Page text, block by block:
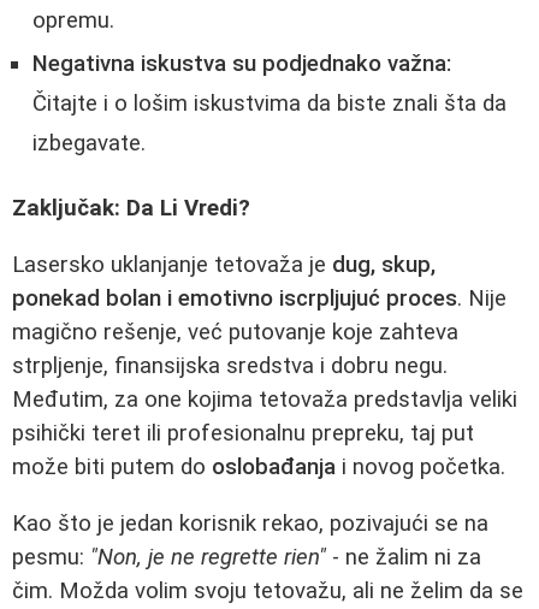
opremu.
Negativna iskustva su podjednako važna:
Čitajte i o lošim iskustvima da biste znali šta da
izbegavate.
Zaključak: Da Li Vredi?
Lasersko uklanjanje tetovaža je dug, skup,
ponekad bolan i emotivno iscrpljujuć proces. Nije
magično rešenje, već putovanje koje zahteva
strpljenje, finansijska sredstva i dobru negu.
Međutim, za one kojima tetovaža predstavlja veliki
psihički teret ili profesionalnu prepreku, taj put
može biti putem do oslobađanja i novog početka.
Kao što je jedan korisnik rekao, pozivajući se na
pesmu: "Non, je ne regrette rien" - ne žalim ni za
čim. Možda volim svoju tetovažu, ali ne želim da se